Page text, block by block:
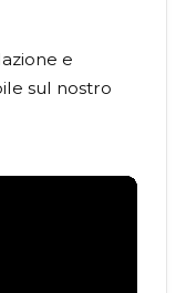
e
sul nostro